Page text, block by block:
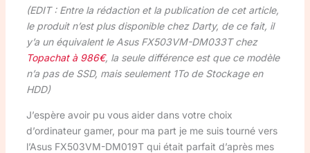
(EDIT : Entre la rédaction et la publication de cet article,
le produit n’est plus disponible chez Darty, de ce fait, il
y’a un équivalent le Asus FX503VM-DM033T chez
Topachat à 986€, la seule différence est que ce modèle
n’a pas de SSD, mais seulement 1To de Stockage en
HDD)
J’espère avoir pu vous aider dans votre choix
d’ordinateur gamer, pour ma part je me suis tourné vers
l’Asus FX503VM-DM019T qui était parfait d’après mes